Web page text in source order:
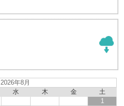
2026年8月
水 木 金
土
1